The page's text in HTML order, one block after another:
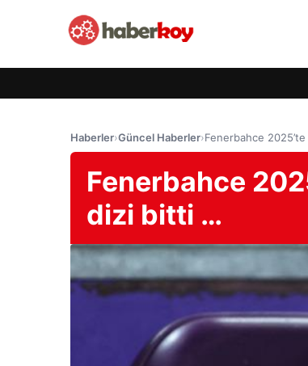
Haberler›Güncel Haberler›Fenerbahce
Fenerbahce
dizi bitti …